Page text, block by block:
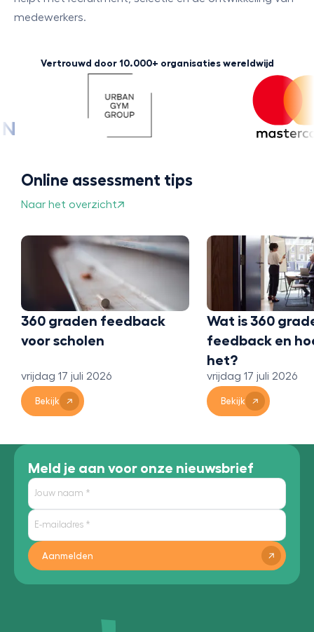
medewerkers.
Vertrouwd door 10.000+ organisaties wereldwijd
Online assessment tips
Naar het overzicht
360 graden feedback
voor scholen
vrijdag 17 juli 2026
Bekijk
Wat is 360
feedback en
het?
vrijdag 17 juli 2026
Bekijk
Meld je aan voor onze nieuwsbrief
Aanmelden